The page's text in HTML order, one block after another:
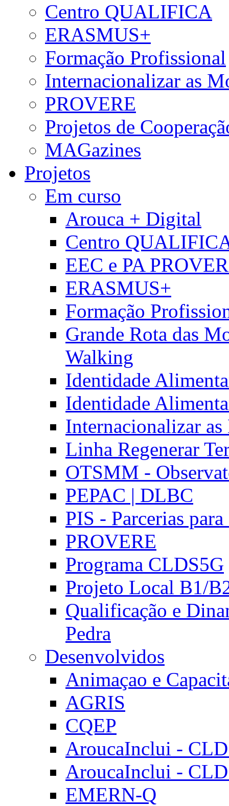
Centro QUALIFICA
ERASMUS+
Formação Profissional
Internacionalizar as
PROVERE
Projetos de
MAGazines
Projetos
Em curso
Arouca + Digital
Centro
EEC e PA
ERASMUS+
Formação
Grande Rota das
Walking
Identidade
Identidade
Internacionalizar
Linha Regenerar
OTSMM -
PEPAC | DLBC
PIS - Parcerias
PROVERE
Programa CLDS5G
Projeto Local B1/
Qualificação e
Pedra
Desenvolvidos
Animaçao e
AGRIS
CQEP
AroucaInclui -
AroucaInclui -
EMERN-Q